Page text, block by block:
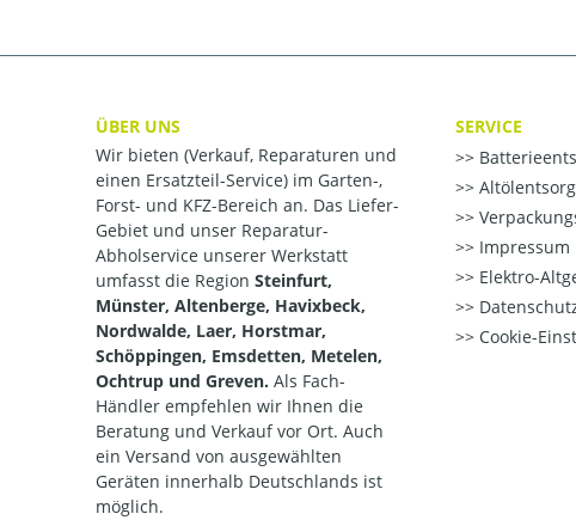
ÜBER UNS
Wir bieten (Verkauf, Reparaturen und
einen Ersatzteil-Service) im Garten-,
Forst- und KFZ-Bereich an. Das Liefer-
Gebiet und unser Reparatur-
Abholservice unserer Werkstatt
umfasst die Region Steinfurt,
Münster, Altenberge, Havixbeck,
Nordwalde, Laer, Horstmar,
Schöppingen, Emsdetten, Metelen,
Ochtrup und Greven. Als Fach-
Händler empfehlen wir Ihnen die
Beratung und Verkauf vor Ort. Auch
ein Versand von ausgewählten
Geräten innerhalb Deutschlands ist
möglich.
SERVICE
Impressum
Elektro-
Cookie-